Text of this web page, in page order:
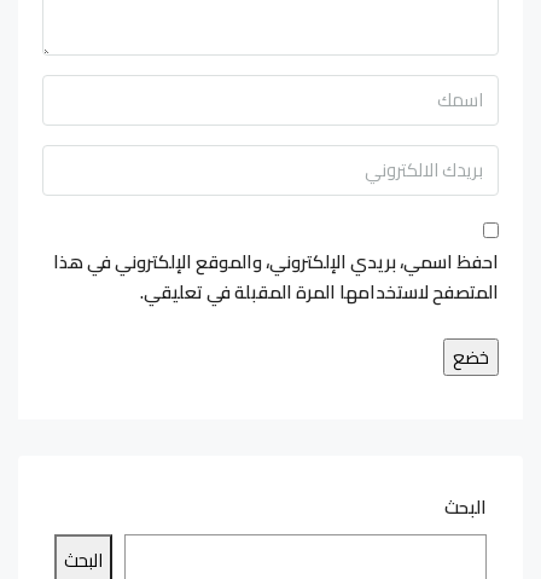
احفظ اسمي، بريدي الإلكتروني، والموقع الإلكتروني في هذا
المتصفح لاستخدامها المرة المقبلة في تعليقي.
البحث
البحث